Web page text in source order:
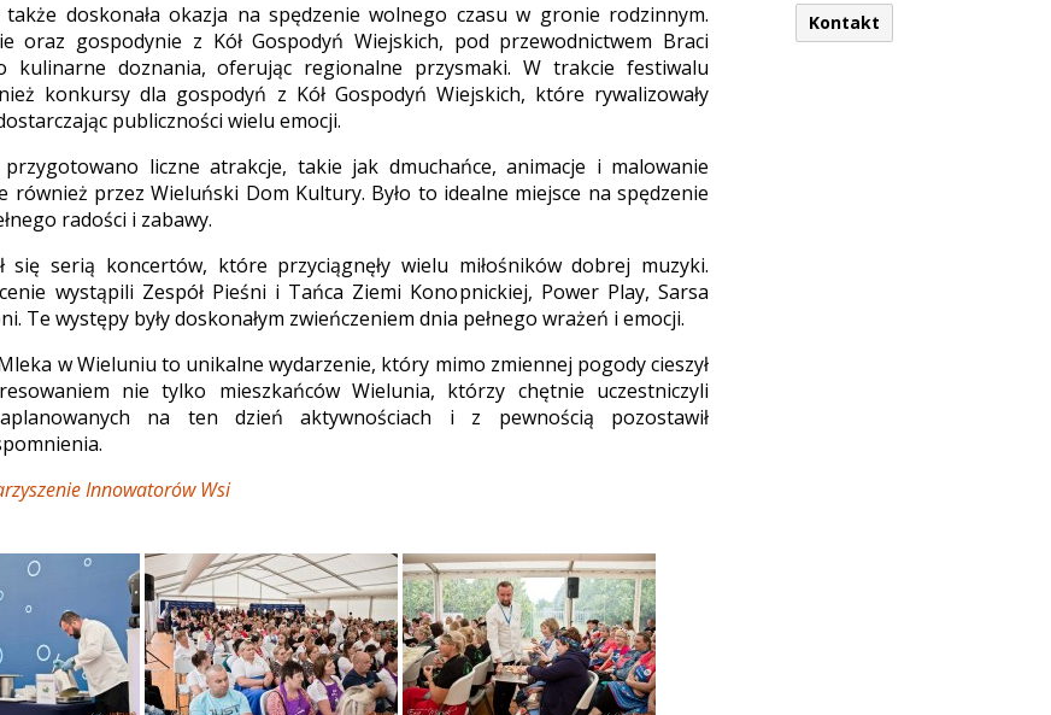
Kontakt
doskonała okazja na spędzenie wolnego czasu w gronie rodzinnym.
oraz gospodynie z Kół Gospodyń Wiejskich, pod przewodnictwem Braci
kulinarne doznania, oferując regionalne przysmaki. W trakcie festiwalu
konkursy dla gospodyń z Kół Gospodyń Wiejskich, które rywalizowały
publiczności wielu emocji.
przygotowano liczne atrakcje, takie jak dmuchańce, animacje i malowanie
również przez Wieluński Dom Kultury. Było to idealne miejsce na spędzenie
radości i zabawy.
się serią koncertów, które przyciągnęły wielu miłośników dobrej muzyki.
wystąpili Zespół Pieśni i Tańca Ziemi Konopnickiej, Power Play, Sarsa
Te występy były doskonałym zwieńczeniem dnia pełnego wrażeń i emocji.
w Wieluniu to unikalne wydarzenie, który mimo zmiennej pogody cieszył
nie tylko mieszkańców Wielunia, którzy chętnie uczestniczyli
na ten dzień aktywnościach i z pewnością pozostawił
Innowatorów Wsi